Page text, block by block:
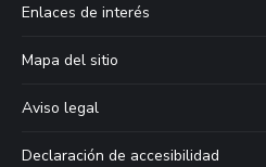
new
window
new
window
new
window
new
Enlaces de interés
Mapa del sitio
Aviso legal
Declaración de accesibilidad